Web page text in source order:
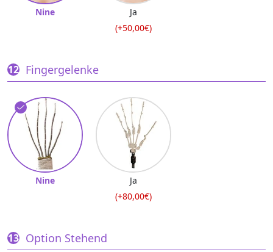
Nine
Ja
(+50,00€)
Fingergelenke
Nine
Ja
(+80,00€)
Option Stehend